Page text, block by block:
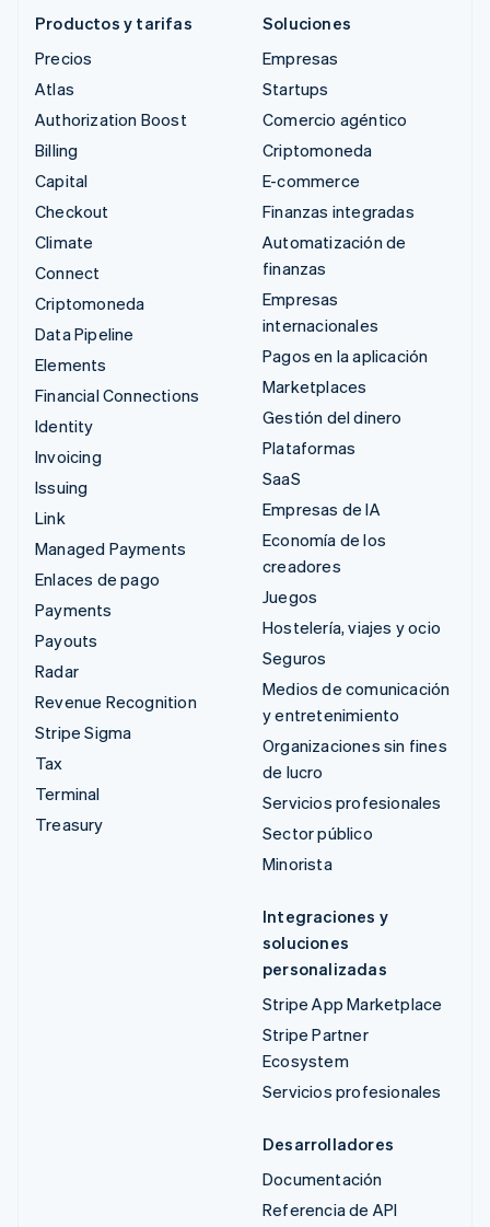
Productos y tarifas
Precios
Atlas
Authorization Boost
Billing
Capital
Checkout
Climate
Connect
Criptomoneda
Data Pipeline
Elements
Financial Connections
Identity
Invoicing
Issuing
Link
Managed Payments
Enlaces de pago
Payments
Payouts
Radar
Revenue Recognition
Stripe Sigma
Tax
Terminal
Treasury
Soluciones
Empresas
Startups
Comercio agéntico
Criptomoneda
E-commerce
Finanzas integradas
Automatización de
finanzas
Empresas
internacionales
Pagos en la aplicación
Marketplaces
Gestión del dinero
Plataformas
SaaS
Empresas de IA
Economía de los
creadores
Juegos
Hostelería, viajes y ocio
Seguros
Medios de comunicación
y entretenimiento
Organizaciones sin fines
de lucro
Servicios profesionales
Sector público
Minorista
Integraciones y
soluciones
personalizadas
Stripe App Marketplace
Stripe Partner
Ecosystem
Servicios profesionales
Desarrolladores
Documentación
Referencia de API